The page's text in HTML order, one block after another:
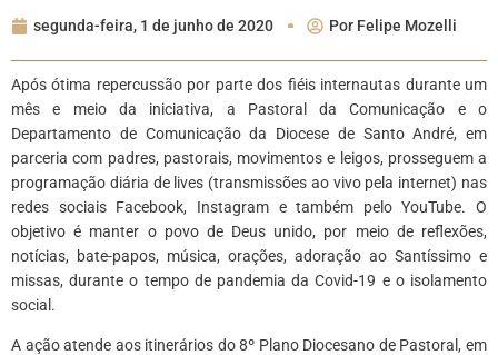
segunda-feira, 1 de junho de 2020 Por Felipe Mozelli
Após ótima repercussão por parte dos fiéis internautas durante um
mês e meio da iniciativa, a Pastoral da Comunicação e o
Departamento de Comunicação da Diocese de Santo André, em
parceria com padres, pastorais, movimentos e leigos, prosseguem a
programação diária de lives (transmissões ao vivo pela internet) nas
redes sociais Facebook, Instagram e também pelo YouTube. O
objetivo é manter o povo de Deus unido, por meio de reflexões,
notícias, bate-papos, música, orações, adoração ao Santíssimo e
missas, durante o tempo de pandemia da Covid-19 e o isolamento
social.
A ação atende aos itinerários do 8º Plano Diocesano de Pastoral, em